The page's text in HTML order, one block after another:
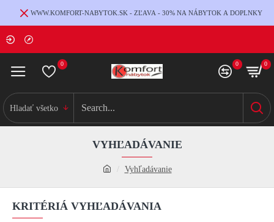
WWW.KOMFORT-NABYTOK.SK - ZĽAVA - 30% NA NÁBYTOK A DOPLNKY
0 0 0
Hladať všetko
Vyhľadávanie
VYHĽADÁVANIE
KRITÉRIÁ VYHĽADÁVANIA